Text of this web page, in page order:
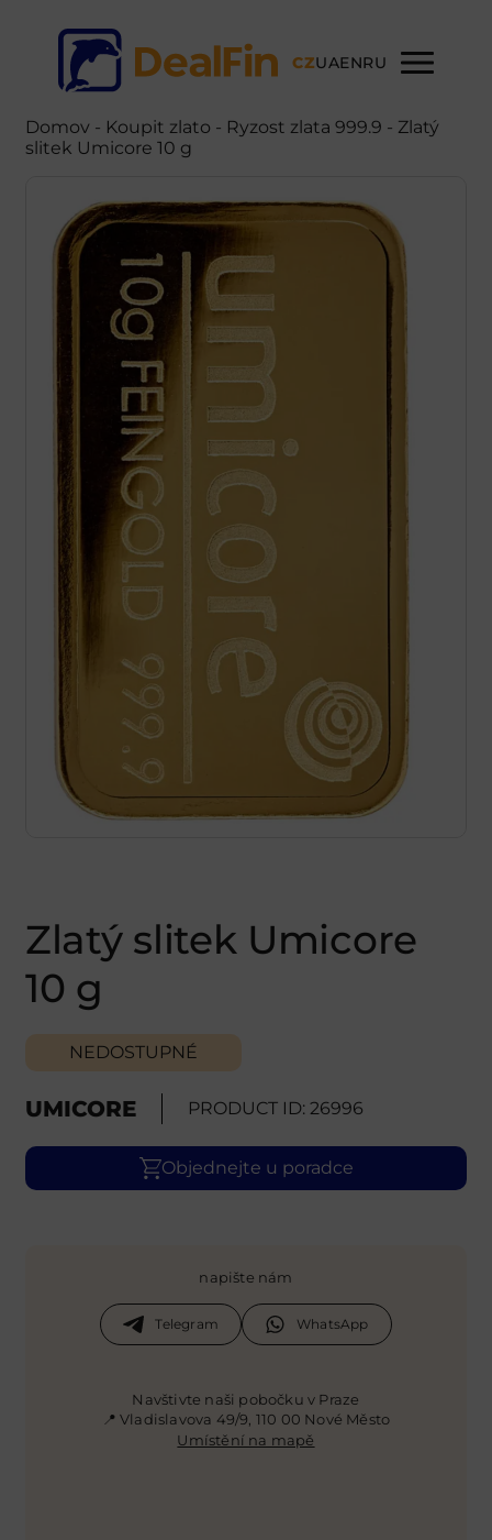
CZUAENRU
Domov - Koupit zlato - Ryzost zlata 999.9 - Zlatý
slitek Umicore 10 g
Zlatý slitek Umicore
10 g
NEDOSTUPNÉ
UMICORE PRODUCT ID: 26996
Objednejte u poradce
napište nám
Telegram WhatsApp
Navštivte naši pobočku v Praze
📍 Vladislavova 49/9, 110 00 Nové Město
Umístění na mapě